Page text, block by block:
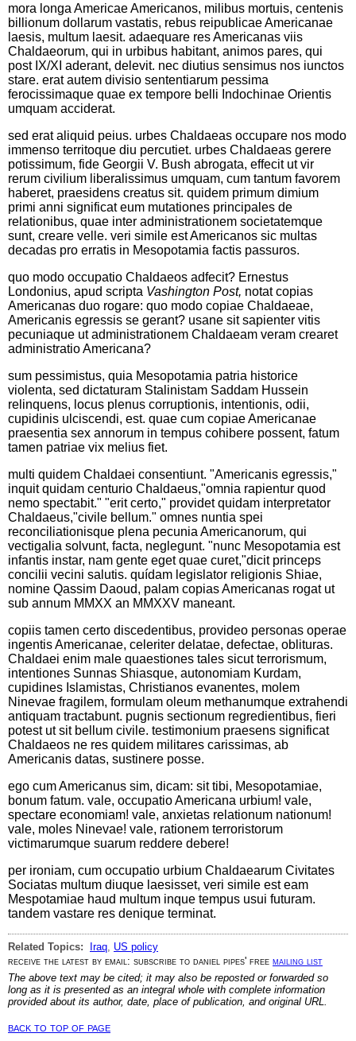
mora longa Americae Americanos, milibus mortuis, centenis
billionum dollarum vastatis, rebus reipublicae Americanae
laesis, multum laesit. adaequare res Americanas viis
Chaldaeorum, qui in urbibus habitant, animos pares, qui
post IX/XI aderant, delevit. nec diutius sensimus nos iunctos
stare. erat autem divisio sententiarum pessima
ferocissimaque quae ex tempore belli Indochinae Orientis
umquam acciderat.
sed erat aliquid peius. urbes Chaldaeas occupare nos modo
immenso territoque diu percutiet. urbes Chaldaeas gerere
potissimum, fide Georgii V. Bush abrogata, effecit ut vir
rerum civilium liberalissimus umquam, cum tantum favorem
haberet, praesidens creatus sit. quidem primum dimium
primi anni significat eum mutationes principales de
relationibus, quae inter administrationem societatemque
sunt, creare velle. veri simile est Americanos sic multas
decadas pro erratis in Mesopotamia factis passuros.
quo modo occupatio Chaldaeos adfecit? Ernestus
Londonius, apud scripta Vashington Post, notat copias
Americanas duo rogare: quo modo copiae Chaldaeae,
Americanis egressis se gerant? usane sit sapienter vitis
pecuniaque ut administrationem Chaldaeam veram crearet
administratio Americana?
sum pessimistus, quia Mesopotamia patria historice
violenta, sed dictaturam Stalinistam Saddam Hussein
relinquens, locus plenus corruptionis, intentionis, odii,
cupidinis ulciscendi, est. quae cum copiae Americanae
praesentia sex annorum in tempus cohibere possent, fatum
tamen patriae vix melius fiet.
multi quidem Chaldaei consentiunt. "Americanis egressis,"
inquit quidam centurio Chaldaeus,"omnia rapientur quod
nemo spectabit." "erit certo," providet quidam interpretator
Chaldaeus,"civile bellum." omnes nuntia spei
reconciliationisque plena pecunia Americanorum, qui
vectigalia solvunt, facta, neglegunt. "nunc Mesopotamia est
infantis instar, nam gente eget quae curet,"dicit princeps
concilii vecini salutis. quídam legislator religionis Shiae,
nomine Qassim Daoud, palam copias Americanas rogat ut
sub annum MMXX an MMXXV maneant.
copiis tamen certo discedentibus, provideo personas operae
ingentis Americanae, celeriter delatae, defectae, oblituras.
Chaldaei enim male quaestiones tales sicut terrorismum,
intentiones Sunnas Shiasque, autonomiam Kurdam,
cupidines Islamistas, Christianos evanentes, molem
Ninevae fragilem, formulam oleum methanumque extrahendi
antiquam tractabunt. pugnis sectionum regredientibus, fieri
potest ut sit bellum civile. testimonium praesens significat
Chaldaeos ne res quidem militares carissimas, ab
Americanis datas, sustinere posse.
ego cum Americanus sim, dicam: sit tibi, Mesopotamiae,
bonum fatum. vale, occupatio Americana urbium! vale,
spectare economiam! vale, anxietas relationum nationum!
vale, moles Ninevae! vale, rationem terroristorum
victimarumque suarum reddere debere!
per ironiam, cum occupatio urbium Chaldaearum Civitates
Sociatas multum diuque laesisset, veri simile est eam
Mespotamiae haud multum inque tempus usui futuram.
tandem vastare res denique terminat.
Related Topics: Iraq US policy
receive the latest by email: subscribe to daniel pipes' free mailing list
The above text may be cited; it may also be reposted or forwarded so
long as it is presented as an integral whole with complete information
provided about its author, date, place of publication, and original URL.
back to top of page